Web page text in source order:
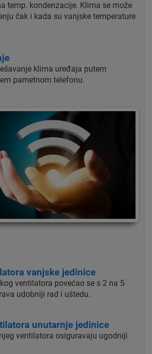
temp. kondenzacije. Klima se može
čak i kada su vanjske temperature
klima uređaja putem
pametnom telefonu.
vanjske jedinice
ventilatora povećao se s 2 na 5
udobniji rad i uštedu.
unutarnje jedinice
ventilatora osiguravaju ugodniji